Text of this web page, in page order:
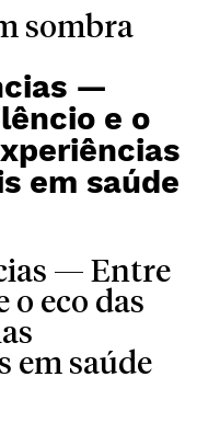
sombra
—
e o
em saúde
— Entre
o eco das
em saúde